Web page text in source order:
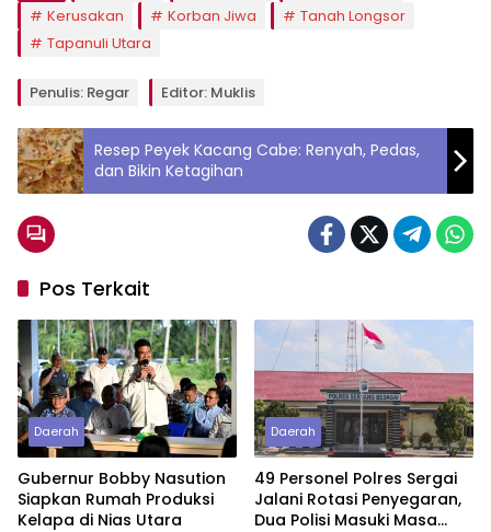
Kerusakan
Korban Jiwa
Tanah Longsor
Tapanuli Utara
Penulis: Regar Editor: Muklis
Resep Peyek Kacang Cabe: Renyah, Pedas,
dan Bikin Ketagihan
Pos Terkait
Daerah
Gubernur Bobby Nasution
Siapkan Rumah Produksi
Kelapa di Nias Utara
Daerah
49 Personel Polres Sergai
Jalani Rotasi Penyegaran,
Dua Polisi Masuki Masa